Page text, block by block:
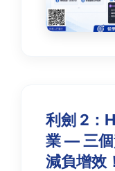
利劍 2：
業 — 三個
減負增效！